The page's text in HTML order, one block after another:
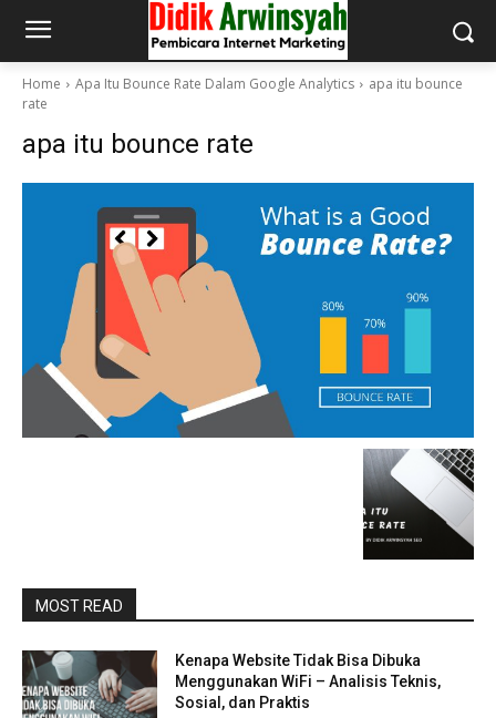
Home Apa Itu Bounce Rate Dalam Google Analytics
apa itu bounce
rate
apa itu bounce rate
MOST READ
Kenapa Website Tidak Bisa Dibuka
Menggunakan WiFi – Analisis Teknis,
Sosial, dan Praktis